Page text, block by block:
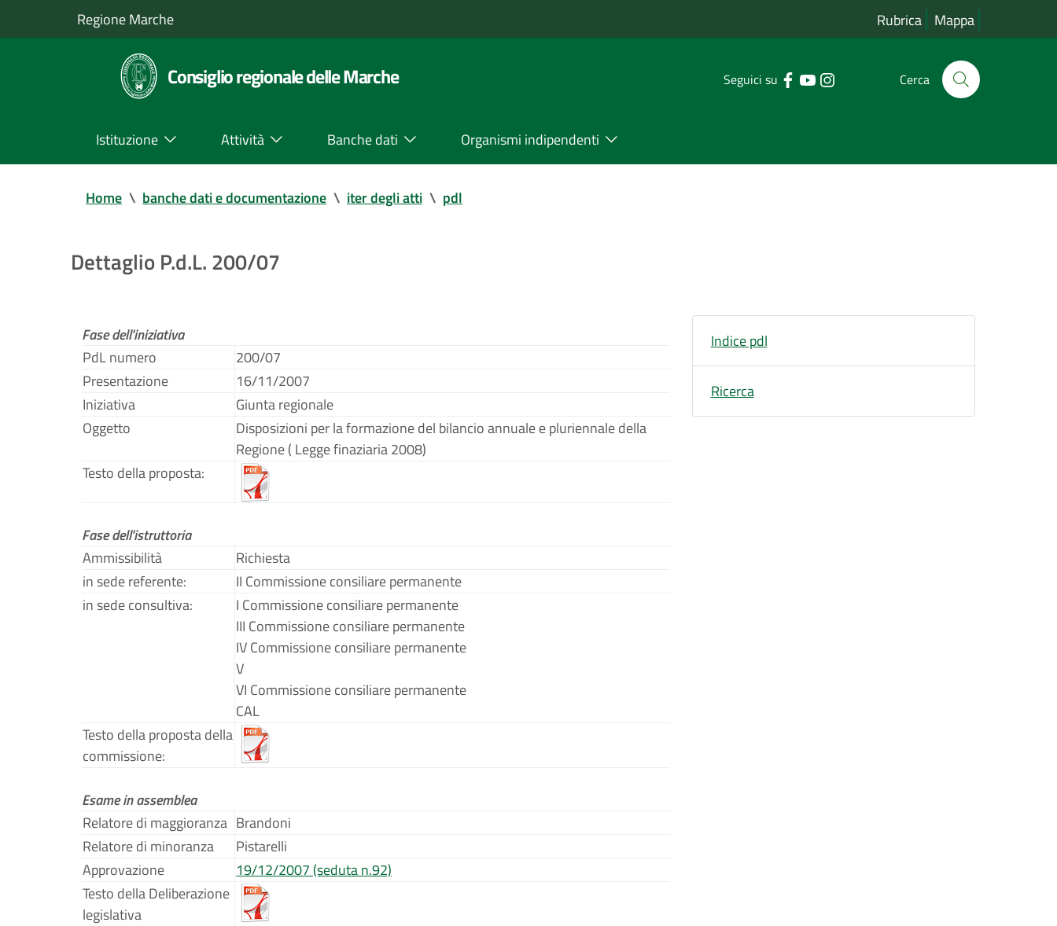
Regione Marche Rubrica Mappa
Consiglio regionale delle Marche Seguici su Cerca
Istituzione Attività Banche dati Organismi indipendenti
Home \ banche dati e documentazione \ iter degli atti \ pdl
Dettaglio P.d.L. 200/07
Fase dell'iniziativa
PdL numero
200/07
Presentazione
16/11/2007
Iniziativa
Giunta regionale
Oggetto
Disposizioni per la formazione del bilancio annuale e pluriennale della
Regione ( Legge finaziaria 2008)
Testo della proposta:
Fase dell'istruttoria
Ammissibilità
Richiesta
in sede referente:
II Commissione consiliare permanente
in sede consultiva:
I Commissione consiliare permanente
III Commissione consiliare permanente
IV Commissione consiliare permanente
V
VI Commissione consiliare permanente
CAL
Testo della proposta della
commissione:
Esame in assemblea
Relatore di maggioranza Brandoni
Relatore di minoranza
Pistarelli
Approvazione
19/12/2007 (seduta n.92)
Testo della Deliberazione
legislativa
Indice pdl
Ricerca